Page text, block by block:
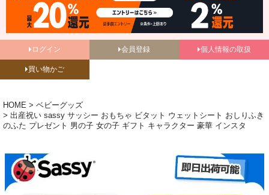
ログイン 会員登録 個人情報の取扱
買い物かご
HOME
ベビーグッズ
出産祝い sassy サッシー おもちゃ ビタット ウェットシート おしりふき
のふた プレゼント 男の子 女の子 ギフト キャラクター 豪華 インスタ